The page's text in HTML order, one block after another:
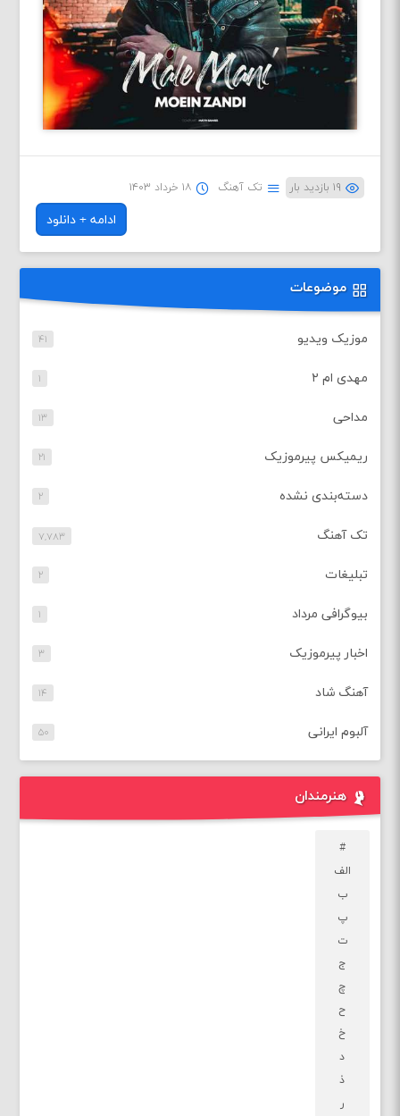
۱۹ بازدید بار تک آهنگ ۱۸ خرداد ۱۴۰۳
ادامه + دانلود
موضوعات
موزیک ویدیو ۴۱
مهدی ام ۲ ۱
مداحی ۱۳
ریمیکس پیرموزیک ۲۱
دسته‌بندی نشده ۲
تک آهنگ ۷,۷۸۳
تبلیغات ۲
بیوگرافی مرداد ۱
اخبار پیرموزیک ۳
آهنگ شاد ۱۴
آلبوم ایرانی ۵۰
هنرمندان
#
الف
ب
پ
ت
ج
چ
ح
خ
د
ذ
ر